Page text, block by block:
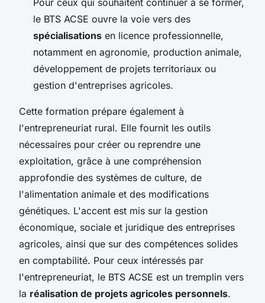
le BTS ACSE ouvre la voie vers des
spécialisations en licence professionnelle,
notamment en agronomie, production animale,
développement de projets territoriaux ou
gestion d'entreprises agricoles.
Cette formation prépare également à
l'entrepreneuriat rural. Elle fournit les outils
nécessaires pour créer ou reprendre une
exploitation, grâce à une compréhension
approfondie des systèmes de culture, de
l'alimentation animale et des modifications
génétiques. L'accent est mis sur la gestion
économique, sociale et juridique des entreprises
agricoles, ainsi que sur des compétences solides
en comptabilité. Pour ceux intéressés par
l'entrepreneuriat, le BTS ACSE est un tremplin vers
la réalisation de projets agricoles personnels.